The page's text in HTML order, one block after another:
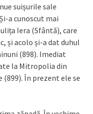
suișurile sale
a cunoscut mai
Iera (Sfântă), care
și acolo și-a dat duhul
(898). Imediat
la Mitropolia din
(899). În prezent ele se